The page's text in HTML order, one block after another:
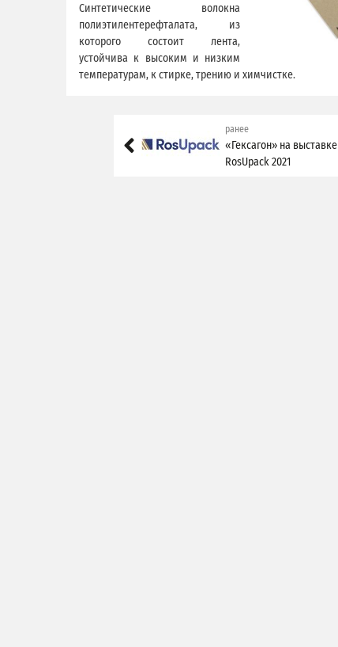
Синтетические волокна
полиэтилентерефталата, из
которого состоит лента,
устойчива к высоким и низким
температурам, к стирке, трению и химчистке.
ранее
«Гексагон» на выставке
RosUpack 2021